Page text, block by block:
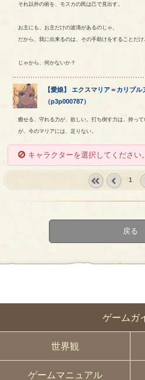
ゲームガ
世界観
ゲームマニュアル
それ以外の術を、モスカの民は己で見出す。
お主にも、お主だけの波濤があるのじゃ。
だから、我に出来るのは、その手助けをすることだ
じゃから、何かないか？
【愛娘】 エクスマリア＝ カリブル
（p3p000787）
癒せる、守れる力が、欲しい。打ち倒す力は、持っ
が、今のマリアには、足りない。
キャラクターを選択してください。
1
戻る